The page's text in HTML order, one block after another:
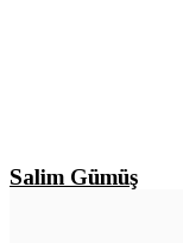
Salim Gümüş